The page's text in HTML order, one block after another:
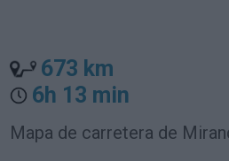
673 km
6h 13 min
Mapa de carretera de